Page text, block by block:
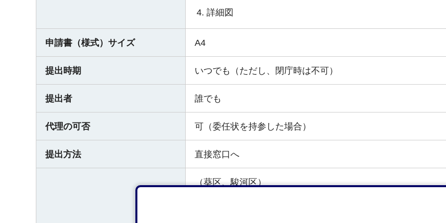
詳細図
申請書（様式）サイズ A4
提出時期 いつでも（ただし、閉庁時は不可）
提出者 誰でも
代理の可否 可（委任状を持参した場合）
提出方法 直接窓口へ
（葵区、駿河区）